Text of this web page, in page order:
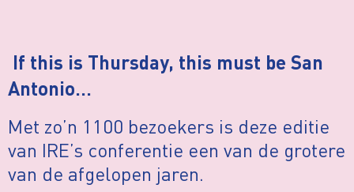
If this is Thursday, this must be San
Antonio…
Met zo’n 1100 bezoekers is deze editie
van IRE’s conferentie een van de grotere
van de afgelopen jaren.